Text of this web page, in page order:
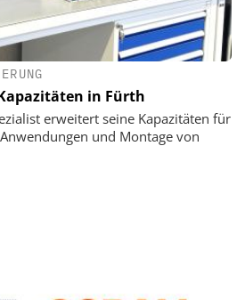
in Fürth
erweitert seine Kapazitäten für
und Montage von